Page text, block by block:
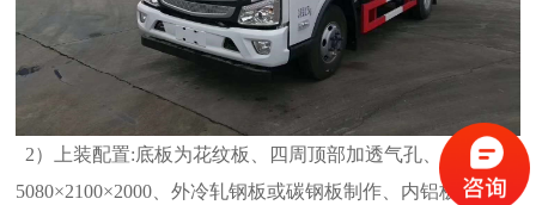
2）上装配置:底板为花纹板、四周顶部加透气孔、
5080×2100×2000、外冷轧钢板或碳钢板制作、内铝板、中间